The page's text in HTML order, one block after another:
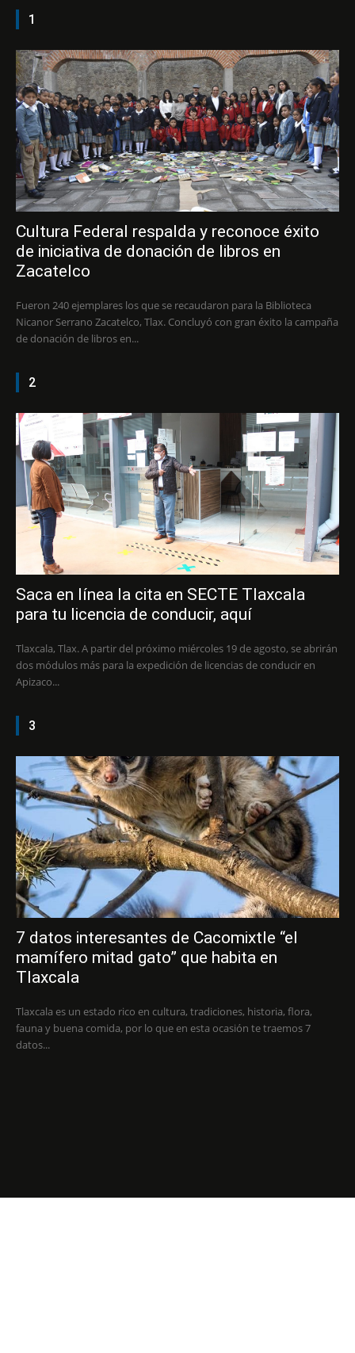
1
Cultura Federal respalda y reconoce éxito
de iniciativa de donación de libros en
Zacatelco
Fueron 240 ejemplares los que se recaudaron para la Biblioteca
Nicanor Serrano Zacatelco, Tlax. Concluyó con gran éxito la campaña
de donación de libros en...
2
Saca en línea la cita en SECTE Tlaxcala
para tu licencia de conducir, aquí
Tlaxcala, Tlax. A partir del próximo miércoles 19 de agosto, se abrirán
dos módulos más para la expedición de licencias de conducir en
Apizaco...
3
7 datos interesantes de Cacomixtle “el
mamífero mitad gato” que habita en
Tlaxcala
Tlaxcala es un estado rico en cultura, tradiciones, historia, flora,
fauna y buena comida, por lo que en esta ocasión te traemos 7
datos...